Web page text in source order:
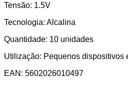
Tensão: 1.5V
Tecnologia: Alcalina
Quantidade: 10 unidades
Utilização: Pequenos dispositivos
EAN: 5602026010497